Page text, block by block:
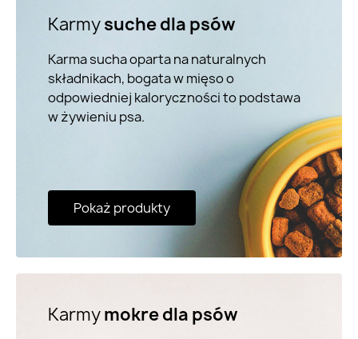
Karmysuche dla psów
Karma sucha oparta na naturalnych
składnikach, bogata w mięso o
odpowiedniej kaloryczności to podstawa
w żywieniu psa.
Pokaż produkty
Karmymokre dla psów